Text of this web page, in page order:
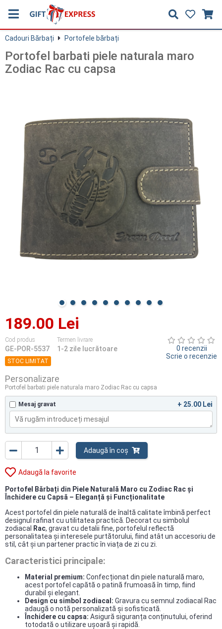
Cadouri Bărbați Portofele bărbați
Portofel barbati piele naturala maro
Zodiac Rac cu capsa
189.00 Lei
Cod produs
GE-POR-5537
Termen livrare
1-2 zile lucrătoare
STOC LIMITAT
0 recenzii
Scrie o recenzie
Personalizare
Portofel barbati piele naturala maro Zodiac Rac cu capsa
Mesaj gravat + 25.00 Lei
Adaugă în coș
Adaugă la favorite
Portofel Bărbați din Piele Naturală Maro cu Zodiac Rac și
Închidere cu Capsă – Eleganță și Funcționalitate
Acest portofel din piele naturală de înaltă calitate îmbină perfect
designul rafinat cu utilitatea practică. Decorat cu simbolul
zodiacal
Rac, gravat cu detalii fine, portofelul reflectă
personalitatea și interesele purtătorului, fiind atât un accesoriu de
stil, cât și un partener practic în viața de zi cu zi.
Caracteristici principale:
Material premium: Confecționat din piele naturală maro,
acest portofel capătă o patină frumoasă în timp, fiind
durabil și elegant.
Design cu simbol zodiacal: Gravura cu semnul zodiacal Rac
adaugă o notă personalizată și sofisticată.
Închidere cu capsa: Asigură siguranța conținutului, oferind
totodată o utilizare ușoară și rapidă.